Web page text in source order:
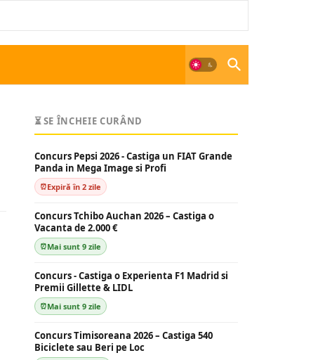
⏳ SE ÎNCHEIE CURÂND
Concurs Pepsi 2026 - Castiga un FIAT Grande
Panda in Mega Image si Profi
Expiră în 2 zile
Concurs Tchibo Auchan 2026 – Castiga o
Vacanta de 2.000 €
Mai sunt 9 zile
Concurs - Castiga o Experienta F1 Madrid si
Premii Gillette & LIDL
Mai sunt 9 zile
Concurs Timisoreana 2026 – Castiga 540
Biciclete sau Beri pe Loc